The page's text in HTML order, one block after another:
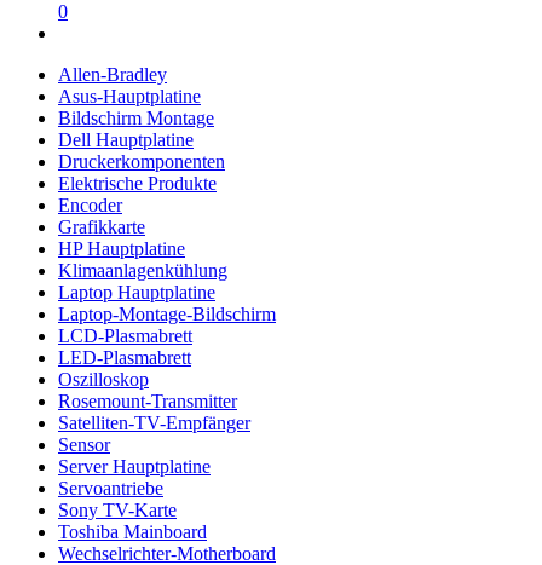
0
Allen-Bradley
Asus-Hauptplatine
Bildschirm Montage
Dell Hauptplatine
Druckerkomponenten
Elektrische Produkte
Encoder
Grafikkarte
HP Hauptplatine
Klimaanlagenkühlung
Laptop Hauptplatine
Laptop-Montage-Bildschirm
LCD-Plasmabrett
LED-Plasmabrett
Oszilloskop
Rosemount-Transmitter
Satelliten-TV-Empfänger
Sensor
Server Hauptplatine
Servoantriebe
Sony TV-Karte
Toshiba Mainboard
Wechselrichter-Motherboard